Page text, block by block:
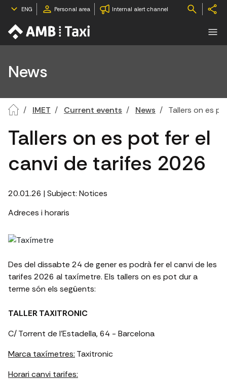
ENG Personal area Internal alert channel
News
IMET Current events News Tallers on es
Tallers on es pot fer el
canvi de tarifes 2026
20.01.26 | Subject: Notices
Adreces i horaris
Des del dissabte 24 de gener es podrà fer el canvi de les
tarifes 2026 al taxímetre. Els tallers on es pot dur a
terme són els següents:
TALLER TAXITRONIC
C/ Torrent de l’Estadella, 64 - Barcelona
Marca taxímetres: Taxitronic
Horari canvi tarifes: